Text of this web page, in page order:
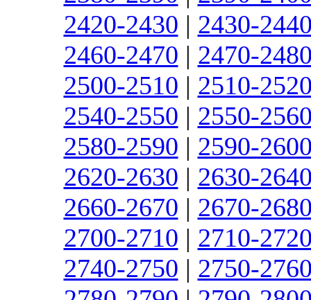
2420-2430 | 2430-
2460-2470 | 2470-
2500-2510 | 2510-
2540-2550 | 2550-
2580-2590 | 2590-
2620-2630 | 2630-
2660-2670 | 2670-
2700-2710 | 2710-
2740-2750 | 2750-